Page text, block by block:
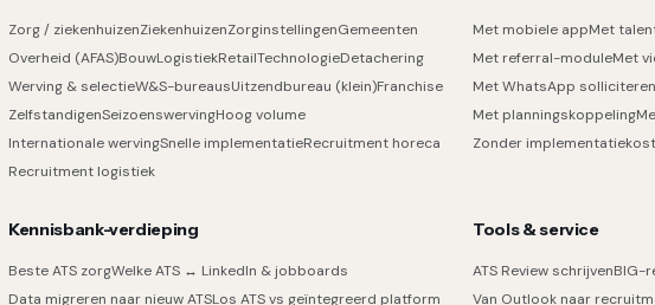
Zorg / ziekenhuizenZiekenhuizenZorginstellingenGemeenten
Overheid (AFAS)BouwLogistiekRetailTechnologieDetachering
Werving & selectieW&S-bureausUitzendbureau (klein)Franchise
ZelfstandigenSeizoenswervingHoog volume
Internationale wervingSnelle implementatieRecruitment horeca
Recruitment logistiek
Met mobiele appMet
Met referral-moduleMet
Met WhatsApp solliciteren
Met planningskoppeling
Zonder
Kennisbank-verdieping
Beste ATS zorgWelke ATS ↔ LinkedIn & jobboards
Data migreren naar nieuw ATSLos ATS vs geïntegreerd platform
Tools & service
ATS Review schrijvenBIG-
Van Outlook naar